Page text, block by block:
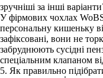
зручніші за інші
У фірмових чохлах
персональну кишеньку
зафіксовані, вони не
забруднюють сусідні
спеціальним клапаном
5. Як правильно